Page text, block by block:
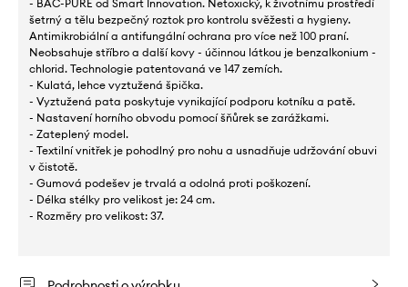
- BAC-PURE od Smart Innovation. Netoxický, k životnímu prostředí
šetrný a tělu bezpečný roztok pro kontrolu svěžesti a hygieny.
Antimikrobiální a antifungální ochrana pro více než 100 praní.
Neobsahuje stříbro a další kovy - účinnou látkou je benzalkonium -
chlorid. Technologie patentovaná ve 147 zemích.
- Kulatá, lehce vyztužená špička.
- Vyztužená pata poskytuje vynikající podporu kotníku a patě.
- Nastavení horního obvodu pomocí šňůrek se zarážkami.
- Zateplený model.
- Textilní vnitřek je pohodlný pro nohu a usnadňuje udržování obuvi
v čistotě.
- Gumová podešev je trvalá a odolná proti poškození.
- Délka stélky pro velikost je: 24 cm.
- Rozměry pro velikost: 37.